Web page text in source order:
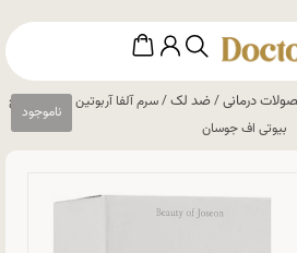
درمانی/ضد لک/ سرم آلفا آربوتین و عصاره برنج
بیوتی اف جوسان